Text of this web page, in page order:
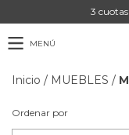
3
MENÚ
Inicio / MUEBLES /
Ordenar por